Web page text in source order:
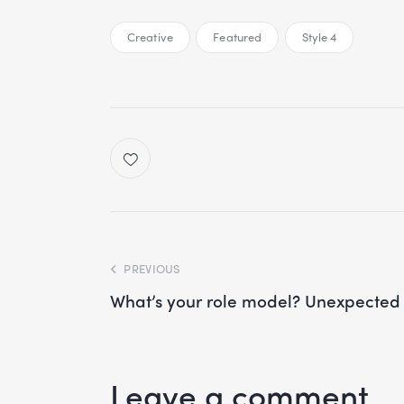
Creative Featured Style 4
PREVIOUS
What’s your role model?
Leave a comment